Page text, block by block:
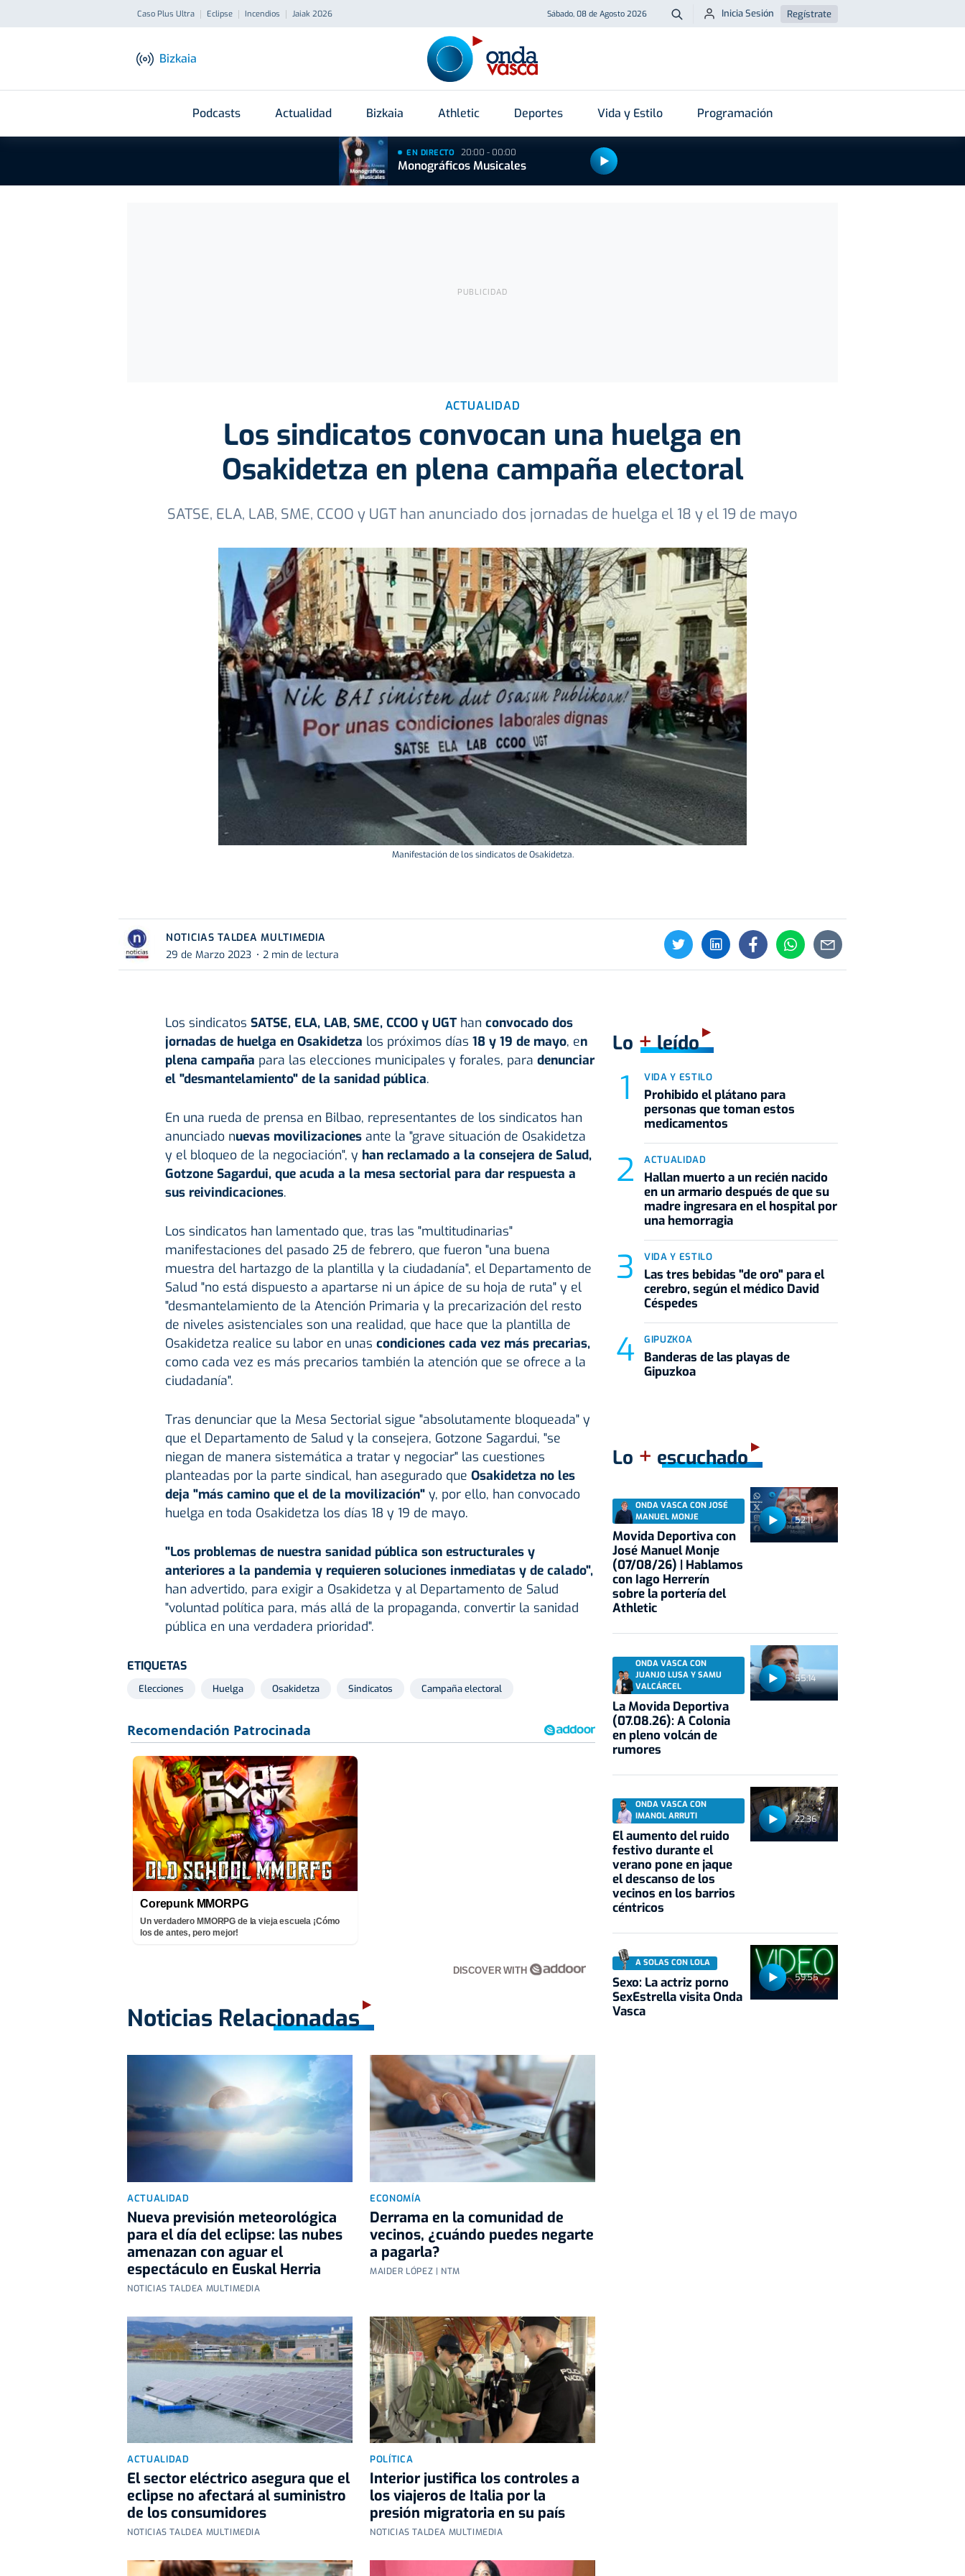
Caso Plus Ultra Eclipse Incendios Jaiak 2026 Sábado, 08 de Agosto 2026 Buscar
Inicia Sesión Regístrate
Bizkaia
Podcasts Actualidad Bizkaia Athletic Deportes Vida y Estilo Programación
EN DIRECTO 20:00 - 00:00
Monográficos Musicales
ACTUALIDAD
Los sindicatos convocan una huelga en
Osakidetza en plena campaña electoral
SATSE, ELA, LAB, SME, CCOO y UGT han anunciado dos jornadas de huelga el 18 y el 19 de mayo
Manifestación de los sindicatos de Osakidetza.
NOTICIAS TALDEA MULTIMEDIA
29 de Marzo 2023
2 min de lectura
Los sindicatos SATSE, ELA, LAB, SME, CCOO y UGT han convocado dos
jornadas de huelga en Osakidetza los próximos días 18 y 19 de mayo, en
plena campaña para las elecciones municipales y forales, para denunciar
el "desmantelamiento" de la sanidad pública.
En una rueda de prensa en Bilbao, representantes de los sindicatos han
anunciado nuevas movilizaciones ante la "grave situación de Osakidetza
y el bloqueo de la negociación", y han reclamado a la consejera de Salud,
Gotzone Sagardui, que acuda a la mesa sectorial para dar respuesta a
sus reivindicaciones.
Los sindicatos han lamentado que, tras las "multitudinarias"
manifestaciones del pasado 25 de febrero, que fueron "una buena
muestra del hartazgo de la plantilla y la ciudadanía", el Departamento de
Salud "no está dispuesto a apartarse ni un ápice de su hoja de ruta" y el
"desmantelamiento de la Atención Primaria y la precarización del resto
de niveles asistenciales son una realidad, que hace que la plantilla de
Osakidetza realice su labor en unas condiciones cada vez más precarias,
como cada vez es más precarios también la atención que se ofrece a la
ciudadanía".
Tras denunciar que la Mesa Sectorial sigue "absolutamente bloqueada" y
que el Departamento de Salud y la consejera, Gotzone Sagardui, "se
niegan de manera sistemática a tratar y negociar" las cuestiones
planteadas por la parte sindical, han asegurado que Osakidetza no les
deja "más camino que el de la movilización" y, por ello, han convocado
huelga en toda Osakidetza los días 18 y 19 de mayo.
"Los problemas de nuestra sanidad pública son estructurales y
anteriores a la pandemia y requieren soluciones inmediatas y de calado",
han advertido, para exigir a Osakidetza y al Departamento de Salud
"voluntad política para, más allá de la propaganda, convertir la sanidad
pública en una verdadera prioridad".
ETIQUETAS
Elecciones Huelga Osakidetza Sindicatos Campaña electoral
Corepunk MMORPG
Un verdadero MMORPG de la vieja escuela ¡Cómo
los de antes, pero mejor!
DISCOVER WITH
Noticias Relacionadas
ACTUALIDAD
Nueva previsión meteorológica
para el día del eclipse: las nubes
amenazan con aguar el
espectáculo en Euskal Herria
NOTICIAS TALDEA MULTIMEDIA
ECONOMÍA
Derrama en la comunidad de
vecinos, ¿cuándo puedes negarte
a pagarla?
MAIDER LÓPEZ | NTM
ACTUALIDAD
El sector eléctrico asegura que el
eclipse no afectará al suministro
de los consumidores
NOTICIAS TALDEA MULTIMEDIA
POLÍTICA
Interior justifica los controles a
los viajeros de Italia por la
presión migratoria en su país
NOTICIAS TALDEA MULTIMEDIA
Lo +leído
VIDA Y ESTILO
Prohibido el plátano para
personas que toman estos
medicamentos
ACTUALIDAD
Hallan muerto a un recién nacido
en un armario después de que su
madre ingresara en el hospital por
una hemorragia
VIDA Y ESTILO
Las tres bebidas "de oro" para el
cerebro, según el médico David
Céspedes
GIPUZKOA
Banderas de las playas de
Gipuzkoa
Lo + escuchado
52:11
ONDA VASCA CON JOSÉ
MANUEL MONJE
Movida Deportiva con
José Manuel Monje
(07/08/26) | Hablamos
con Iago Herrerín
sobre la portería del
Athletic
55:14
ONDA VASCA CON
JUANJO LUSA Y SAMU
VALCÁRCEL
La Movida Deportiva
(07.08.26): A Colonia
en pleno volcán de
rumores
22:36
ONDA VASCA CON
IMANOL ARRUTI
El aumento del ruido
festivo durante el
verano pone en jaque
el descanso de los
vecinos en los barrios
céntricos
59:55
A SOLAS CON LOLA
Sexo: La actriz porno
SexEstrella visita Onda
Vasca